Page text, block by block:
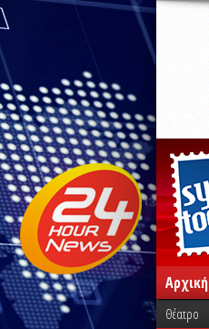
Αρχική
Θέατρο